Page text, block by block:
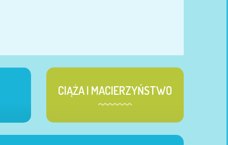
CIĄŻA I MACIERZYŃSTWO